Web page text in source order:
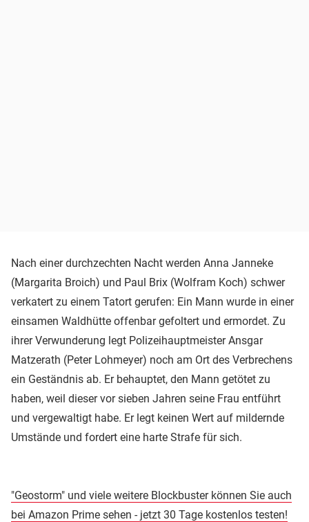
Nach einer durchzechten Nacht werden Anna Janneke
(Margarita Broich) und Paul Brix (Wolfram Koch) schwer
verkatert zu einem Tatort gerufen: Ein Mann wurde in einer
einsamen Waldhütte offenbar gefoltert und ermordet. Zu
ihrer Verwunderung legt Polizeihauptmeister Ansgar
Matzerath (Peter Lohmeyer) noch am Ort des Verbrechens
ein Geständnis ab. Er behauptet, den Mann getötet zu
haben, weil dieser vor sieben Jahren seine Frau entführt
und vergewaltigt habe. Er legt keinen Wert auf mildernde
Umstände und fordert eine harte Strafe für sich.
"Geostorm" und viele weitere Blockbuster können Sie auch
bei Amazon Prime sehen - jetzt 30 Tage kostenlos testen!